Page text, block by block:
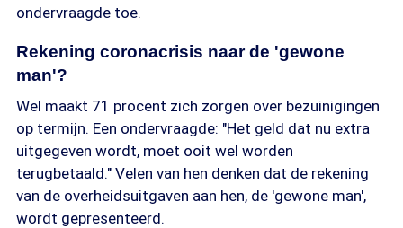
ondervraagde toe.
Rekening coronacrisis naar de 'gewone
man'?
Wel maakt 71 procent zich zorgen over bezuinigingen
op termijn. Een ondervraagde: "Het geld dat nu extra
uitgegeven wordt, moet ooit wel worden
terugbetaald." Velen van hen denken dat de rekening
van de overheidsuitgaven aan hen, de 'gewone man',
wordt gepresenteerd.